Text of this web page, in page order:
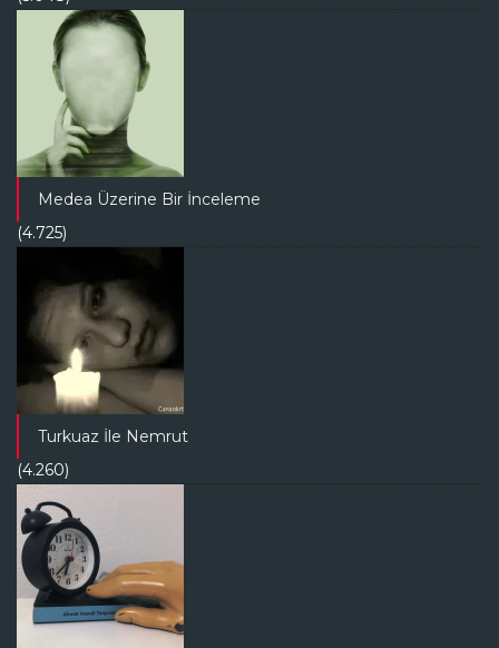
Medea Üzerine Bir İnceleme
(4.725)
Turkuaz İle Nemrut
(4.260)